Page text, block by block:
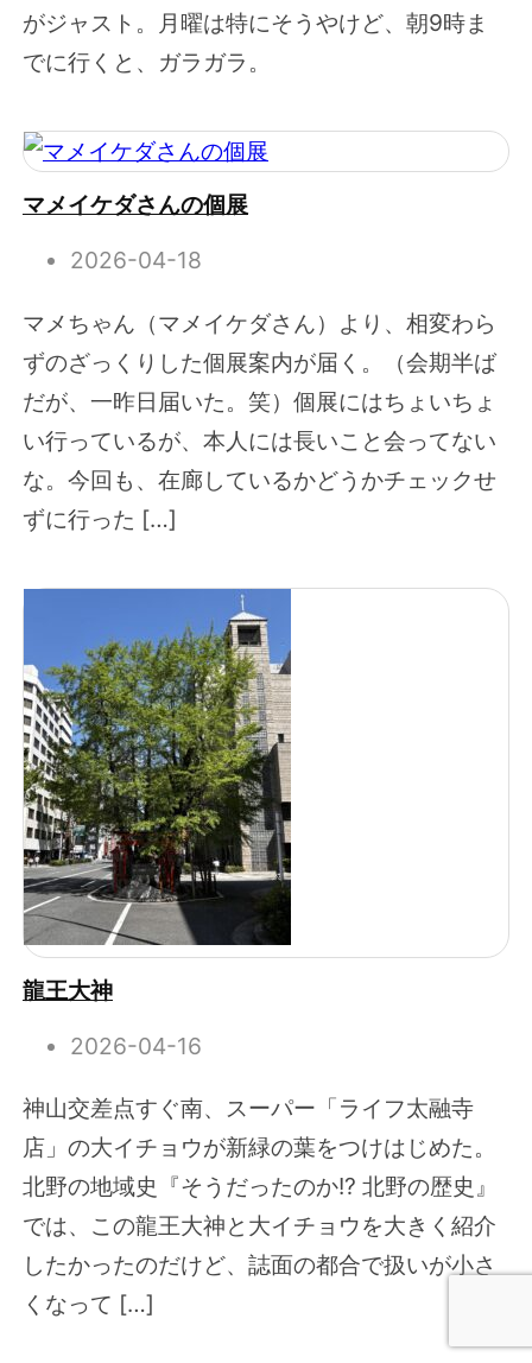
がジャスト。月曜は特にそうやけど、朝9時ま
でに行くと、ガラガラ。
マメイケダさんの個展
2026-04-18
マメちゃん（マメイケダさん）より、相変わら
ずのざっくりした個展案内が届く。（会期半ば
だが、一昨日届いた。笑）個展にはちょいちょ
い行っているが、本人には長いこと会ってない
な。今回も、在廊しているかどうかチェックせ
ずに行った […]
龍王大神
2026-04-16
神山交差点すぐ南、スーパー「ライフ太融寺
店」の大イチョウが新緑の葉をつけはじめた。
北野の地域史『そうだったのか!? 北野の歴史』
では、この龍王大神と大イチョウを大きく紹介
したかったのだけど、誌面の都合で扱いが小さ
くなって […]